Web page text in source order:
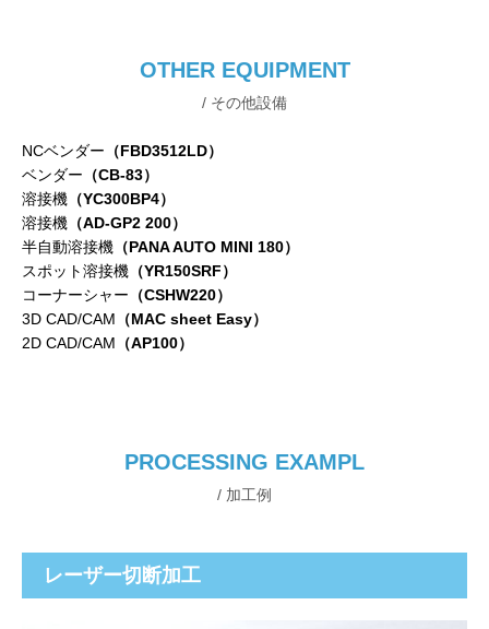
OTHER EQUIPMENT
/ その他設備
NCベンダー （FBD3512LD）
ベンダー （CB-83）
溶接機 （YC300BP4）
溶接機 （AD-GP2 200）
半自動溶接機 （PANA AUTO MINI 180）
スポット溶接機 （YR150SRF）
コーナーシャー （CSHW220）
3D CAD/CAM （MAC sheet Easy）
2D CAD/CAM （AP100）
PROCESSING EXAMPL
/ 加工例
レーザー切断加工